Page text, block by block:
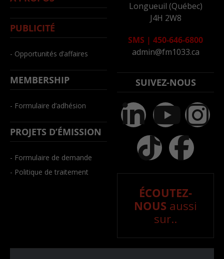
PUBLICITÉ
- Opportunités d’affaires
MEMBERSHIP
- Formulaire d’adhésion
PROJETS D’ÉMISSION
- Formulaire de demande
- Politique de traitement
Longueuil (Québec)
J4H 2W8
SMS | 450-646-6800
admin@fm1033.ca
SUIVEZ-NOUS
ÉCOUTEZ-
NOUS aussi
sur..